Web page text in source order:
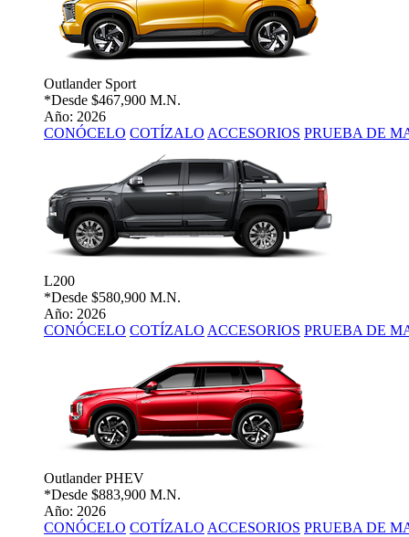
Outlander Sport
*Desde $467,900 M.N.
Año: 2026
CONÓCELO COTÍZALO ACCESORIOS PRUEBA DE
L200
*Desde $580,900 M.N.
Año: 2026
CONÓCELO COTÍZALO ACCESORIOS PRUEBA DE
Outlander PHEV
*Desde $883,900 M.N.
Año: 2026
CONÓCELO COTÍZALO ACCESORIOS PRUEBA DE